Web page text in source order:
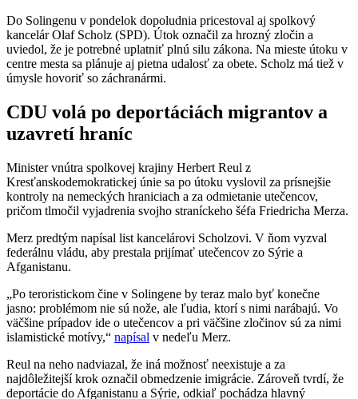
Do Solingenu v pondelok dopoludnia pricestoval aj spolkový
kancelár Olaf Scholz (SPD). Útok označil za hrozný zločin a
uviedol, že je potrebné uplatniť plnú silu zákona. Na mieste útoku v
centre mesta sa plánuje aj pietna udalosť za obete. Scholz má tiež v
úmysle hovoriť so záchranármi.
CDU volá po deportáciách migrantov a
uzavretí hraníc
Minister vnútra spolkovej krajiny Herbert Reul z
Kresťanskodemokratickej únie sa po útoku vyslovil za prísnejšie
kontroly na nemeckých hraniciach a za odmietanie utečencov,
pričom tlmočil vyjadrenia svojho straníckeho šéfa Friedricha Merza.
Merz predtým napísal list kancelárovi Scholzovi. V ňom vyzval
federálnu vládu, aby prestala prijímať utečencov zo Sýrie a
Afganistanu.
„Po teroristickom čine v Solingene by teraz malo byť konečne
jasno: problémom nie sú nože, ale ľudia, ktorí s nimi narábajú. Vo
väčšine prípadov ide o utečencov a pri väčšine zločinov sú za nimi
islamistické motívy,“ napísal v nedeľu Merz.
Reul na neho nadviazal, že iná možnosť neexistuje a za
najdôležitejší krok označil obmedzenie imigrácie. Zároveň tvrdí, že
deportácie do Afganistanu a Sýrie, odkiaľ pochádza hlavný